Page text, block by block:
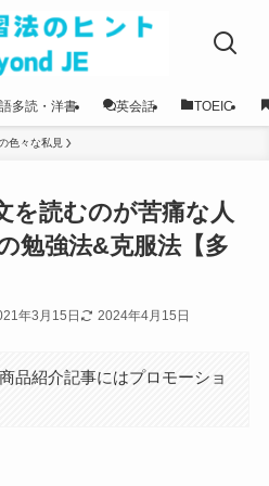
多読・洋書 英会話 TOEIC
色々な私見
を読むのが苦痛な人
勉強法&克服法【多
年3月15日 2024年4月15日
品紹介記事にはプロモーショ